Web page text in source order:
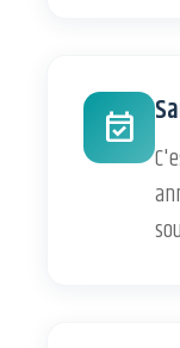
event_available